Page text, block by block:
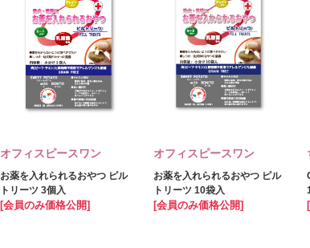
オフィスピースワン
お薬を入れられるおやつ ピル
トリーツ 3個入
[会員のみ価格公開]
オフィスピースワン
お薬を入れられるおやつ ピル
トリーツ 10袋入
[会員のみ価格公開]